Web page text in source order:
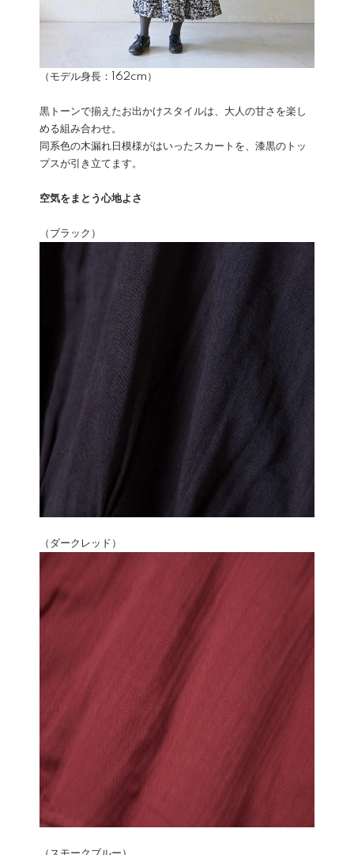
（モデル身長：162cm）
黒トーンで揃えたお出かけスタイルは、大人の甘さを楽し
める組み合わせ。
同系色の木漏れ日模様がはいったスカートを、漆黒のトッ
プスが引き立てます。
空気をまとう心地よさ
（ブラック）
（ダークレッド）